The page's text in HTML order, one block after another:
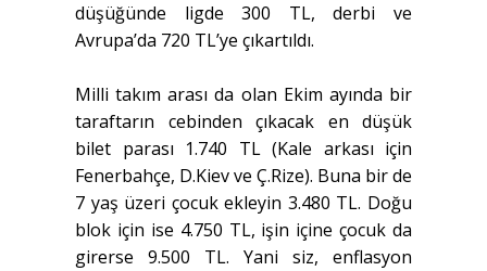
düşüğünde ligde 300 TL, derbi ve
Avrupa’da 720 TL’ye çıkartıldı.
Milli takım arası da olan Ekim ayında bir
taraftarın cebinden çıkacak en düşük
bilet parası 1.740 TL (Kale arkası için
Fenerbahçe, D.Kiev ve Ç.Rize). Buna bir de
7 yaş üzeri çocuk ekleyin 3.480 TL. Doğu
blok için ise 4.750 TL, işin içine çocuk da
girerse 9.500 TL. Yani siz, enflasyon